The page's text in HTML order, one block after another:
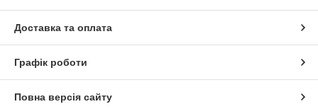
Доставка та оплата
Графік роботи
Повна версія сайту